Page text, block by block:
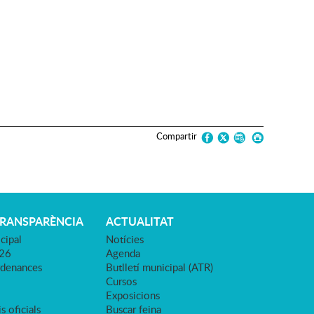
Compartir
oficials
ACTUALITAT
Notícies
Agenda
Butlletí municipal (ATR)
Cursos
Exposicions
Buscar feina